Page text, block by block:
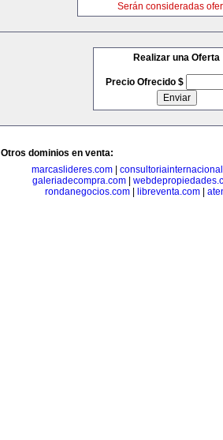
Serán consideradas
Realizar una Oferta
Precio Ofrecido $
Otros dominios en venta:
marcaslideres.com
galeriadecompra.com|
rondanegocios.com| libreventa.com|